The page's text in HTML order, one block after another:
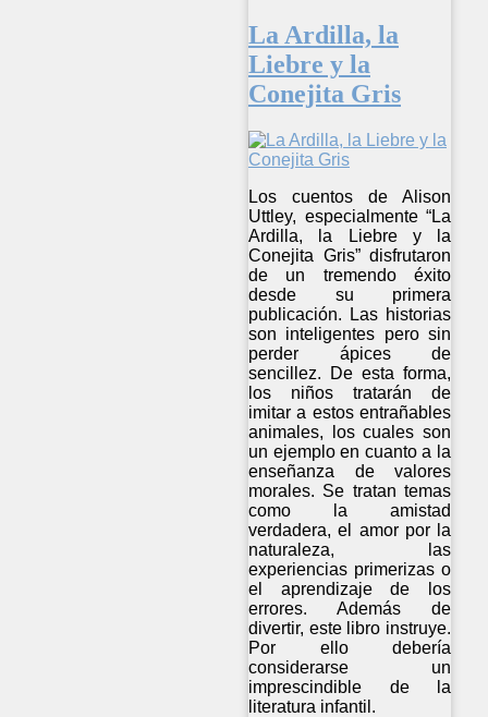
La Ardilla, la
Liebre y la
Conejita Gris
Los cuentos de Alison
Uttley, especialmente “La
Ardilla, la Liebre y la
Conejita Gris” disfrutaron
de un tremendo éxito
desde su primera
publicación. Las historias
son inteligentes pero sin
perder ápices de
sencillez. De esta forma,
los niños tratarán de
imitar a estos entrañables
animales, los cuales son
un ejemplo en cuanto a la
enseñanza de valores
morales. Se tratan temas
como la amistad
verdadera, el amor por la
naturaleza, las
experiencias primerizas o
el aprendizaje de los
errores. Además de
divertir, este libro instruye.
Por ello debería
considerarse un
imprescindible de la
literatura infantil.